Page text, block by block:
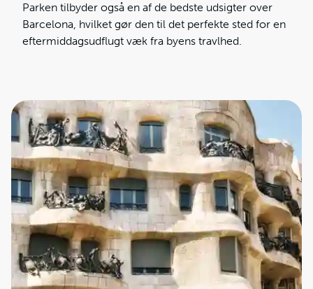
Parken tilbyder også en af de bedste udsigter over
Barcelona, hvilket gør den til det perfekte sted for en
eftermiddagsudflugt væk fra byens travlhed.